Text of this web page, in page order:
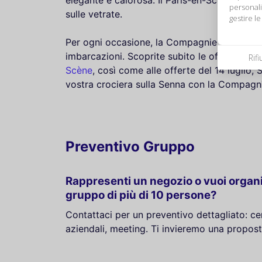
gestire
sulle vetrate.
Per ogni occasione, la Compagnie de la
imbarcazioni. Scoprite subito le offerte e i
Scène, così come alle offerte del 14 luglio,
vostra crociera sulla Senna con la
Preventivo Gruppo
Rappresenti un negozio o vuoi
gruppo di più di 10 persone?
Contattaci per un preventivo dettagliato:
aziendali, meeting. Ti invieremo una